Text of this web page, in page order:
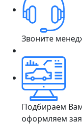
Звоните
Подбираем
оформляем